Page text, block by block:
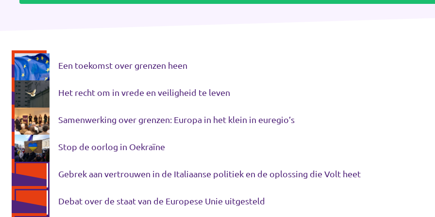
Sprekersaanvraag
Volt There - Buitenlandstichting Volt
Charge - Wetenschappelijk Platform Volt
Een toekomst over grenzen heen
Het recht om in vrede en veiligheid te leven
Samenwerking over grenzen: Europa in het klein in euregio’s
Stop de oorlog in Oekraïne
Gebrek aan vertrouwen in de Italiaanse politiek en de oplossing die Volt heet
Debat over de staat van de Europese Unie uitgesteld